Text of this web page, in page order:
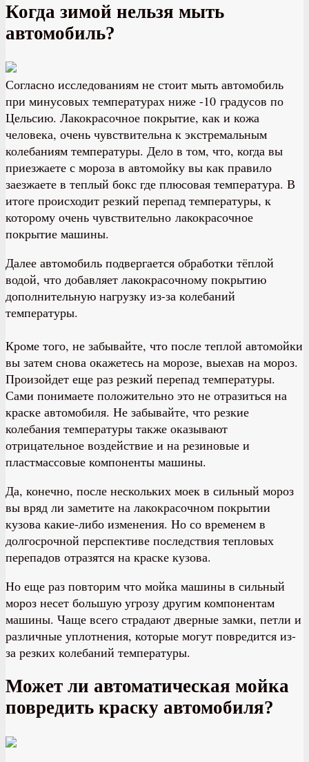
Когда зимой нельзя мыть
автомобиль?
Согласно исследованиям не стоит мыть автомобиль
при минусовых температурах ниже -10 градусов по
Цельсию. Лакокрасочное покрытие, как и кожа
человека, очень чувствительна к экстремальным
колебаниям температуры. Дело в том, что, когда вы
приезжаете с мороза в автомойку вы как правило
заезжаете в теплый бокс где плюсовая температура. В
итоге происходит резкий перепад температуры, к
которому очень чувствительно лакокрасочное
покрытие машины.
Далее автомобиль подвергается обработки тёплой
водой, что добавляет лакокрасочному покрытию
дополнительную нагрузку из-за колебаний
температуры.
Кроме того, не забывайте, что после теплой автомойки
вы затем снова окажетесь на морозе, выехав на мороз.
Произойдет еще раз резкий перепад температуры.
Сами понимаете положительно это не отразиться на
краске автомобиля. Не забывайте, что резкие
колебания температуры также оказывают
отрицательное воздействие и на резиновые и
пластмассовые компоненты машины.
Да, конечно, после нескольких моек в сильный мороз
вы вряд ли заметите на лакокрасочном покрытии
кузова какие-либо изменения. Но со временем в
долгосрочной перспективе последствия тепловых
перепадов отразятся на краске кузова.
Но еще раз повторим что мойка машины в сильный
мороз несет большую угрозу другим компонентам
машины. Чаще всего страдают дверные замки, петли и
различные уплотнения, которые могут повредится из-
за резких колебаний температуры.
Может ли автоматическая мойка
повредить краску автомобиля?